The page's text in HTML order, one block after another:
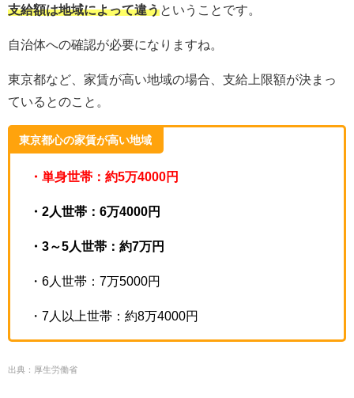
支給額は地域によって違うということです。
自治体への確認が必要になりますね。
東京都など、家賃が高い地域の場合、支給上限額が決まっ
ているとのこと。
東京都心の家賃が高い地域
・単身世帯：約5万4000円
・2人世帯：6万4000円
・3～5人世帯：約7万円
・6人世帯：7万5000円
・7人以上世帯：約8万4000円
出典：厚生労働省